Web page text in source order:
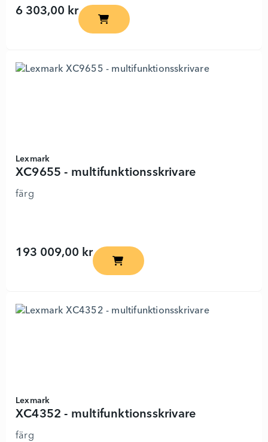
6 303,00 krMX431adn - multifunktionsskrivare -
Lexmark
XC9655 - multifunktionsskrivare
färg
193 009,00 krXC9655 - multifunktionsskrivare -
Lexmark
XC4352 - multifunktionsskrivare
färg